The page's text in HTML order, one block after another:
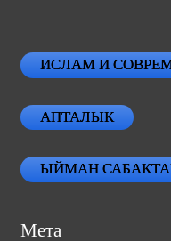
ИСЛАМ И
АПТАЛЫК
ЫЙМАН
Мета